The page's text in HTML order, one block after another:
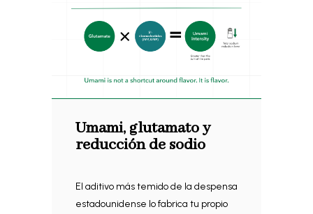
Umami, glutamato y
reducción de sodio
El aditivo más temido de la despensa
estadounidense lo fabrica tu propio